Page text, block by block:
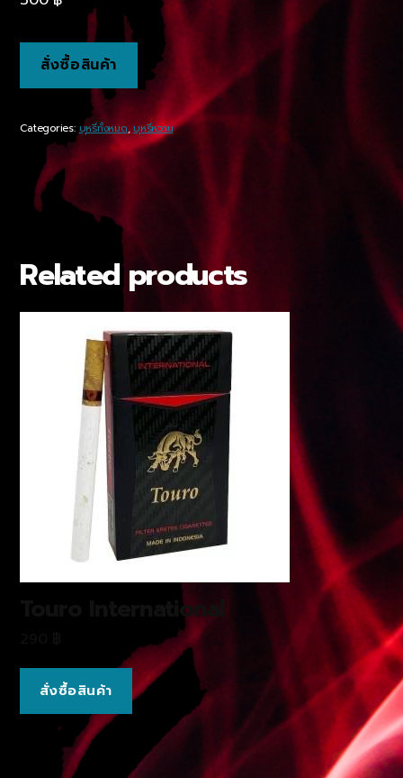
สั่งซื้อสินค้า
Categories:บุหรี่ทั้งหมด,บุหรี่หวาน
Related products
Touro International
สั่งซื้อสินค้า